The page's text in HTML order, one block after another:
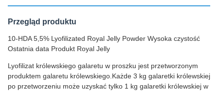
Przegląd produktu
10-HDA 5,5% Lyofilizated Royal Jelly Powder Wysoka czystość
Ostatnia data Produkt Royal Jelly
Lyofilizat królewskiego galaretu w proszku jest przetworzonym
produktem galaretu królewskiego.Każde 3 kg galaretki królewskiej
po przetworzeniu może uzyskać tylko 1 kg galaretki królewskiej w